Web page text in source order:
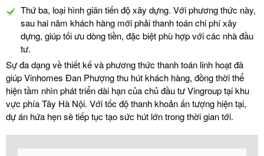
Thứ ba, loại hình giãn tiến độ xây dựng. Với phương thức này,
sau hai năm khách hàng mới phải thanh toán chi phí xây
dựng, giúp tối ưu dòng tiền, đặc biệt phù hợp với các nhà đầu
tư.
Sự đa dạng về thiết kế và phương thức thanh toán linh hoạt đã
giúp Vinhomes Đan Phượng thu hút khách hàng, đồng thời thể
hiện tầm nhìn phát triển dài hạn của chủ đầu tư Vingroup tại khu
vực phía Tây Hà Nội. Với tốc độ thanh khoản ấn tượng hiện tại,
dự án hứa hẹn sẽ tiếp tục tạo sức hút lớn trong thời gian tới.